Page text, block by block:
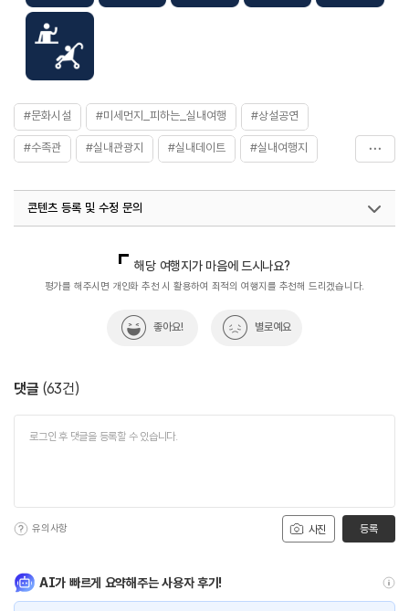
#문화시설 #미세먼지_피하는_실내여행 #상설공연
#수족관 #실내관광지 #실내데이트 #실내여행지
#아쿠아리움 #아쿠아리움&수족관
#이색체험 #전라권 #전시관
콘텐츠 등록 및 수정 문의
열린관광콘텐츠팀(열린관광-모두의여행)
033-738-3425
해당 여행지가 마음에 드시나요?
평가를 해주시면 개인화 추천 시 활용하여 최적의 여행지를 추천해 드리겠습니다.
좋아요! 별로예요
댓글 (63건)
사진
유의사항 등록
AI가 빠르게 요약해주는 사용자 후기!